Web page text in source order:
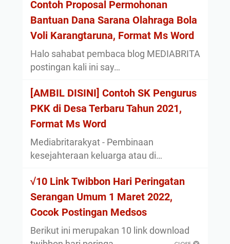
Contoh Proposal Permohonan
Bantuan Dana Sarana Olahraga Bola
Voli Karangtaruna, Format Ms Word
Halo sahabat pembaca blog MEDIABRITA
postingan kali ini say…
[AMBIL DISINI] Contoh SK Pengurus
PKK di Desa Terbaru Tahun 2021,
Format Ms Word
Mediabritarakyat - Pembinaan
kesejahteraan keluarga atau di…
√10 Link Twibbon Hari Peringatan
Serangan Umum 1 Maret 2022,
Cocok Postingan Medsos
Berikut ini merupakan 10 link download